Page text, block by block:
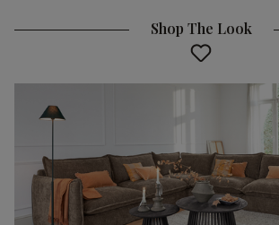
Shop The Look